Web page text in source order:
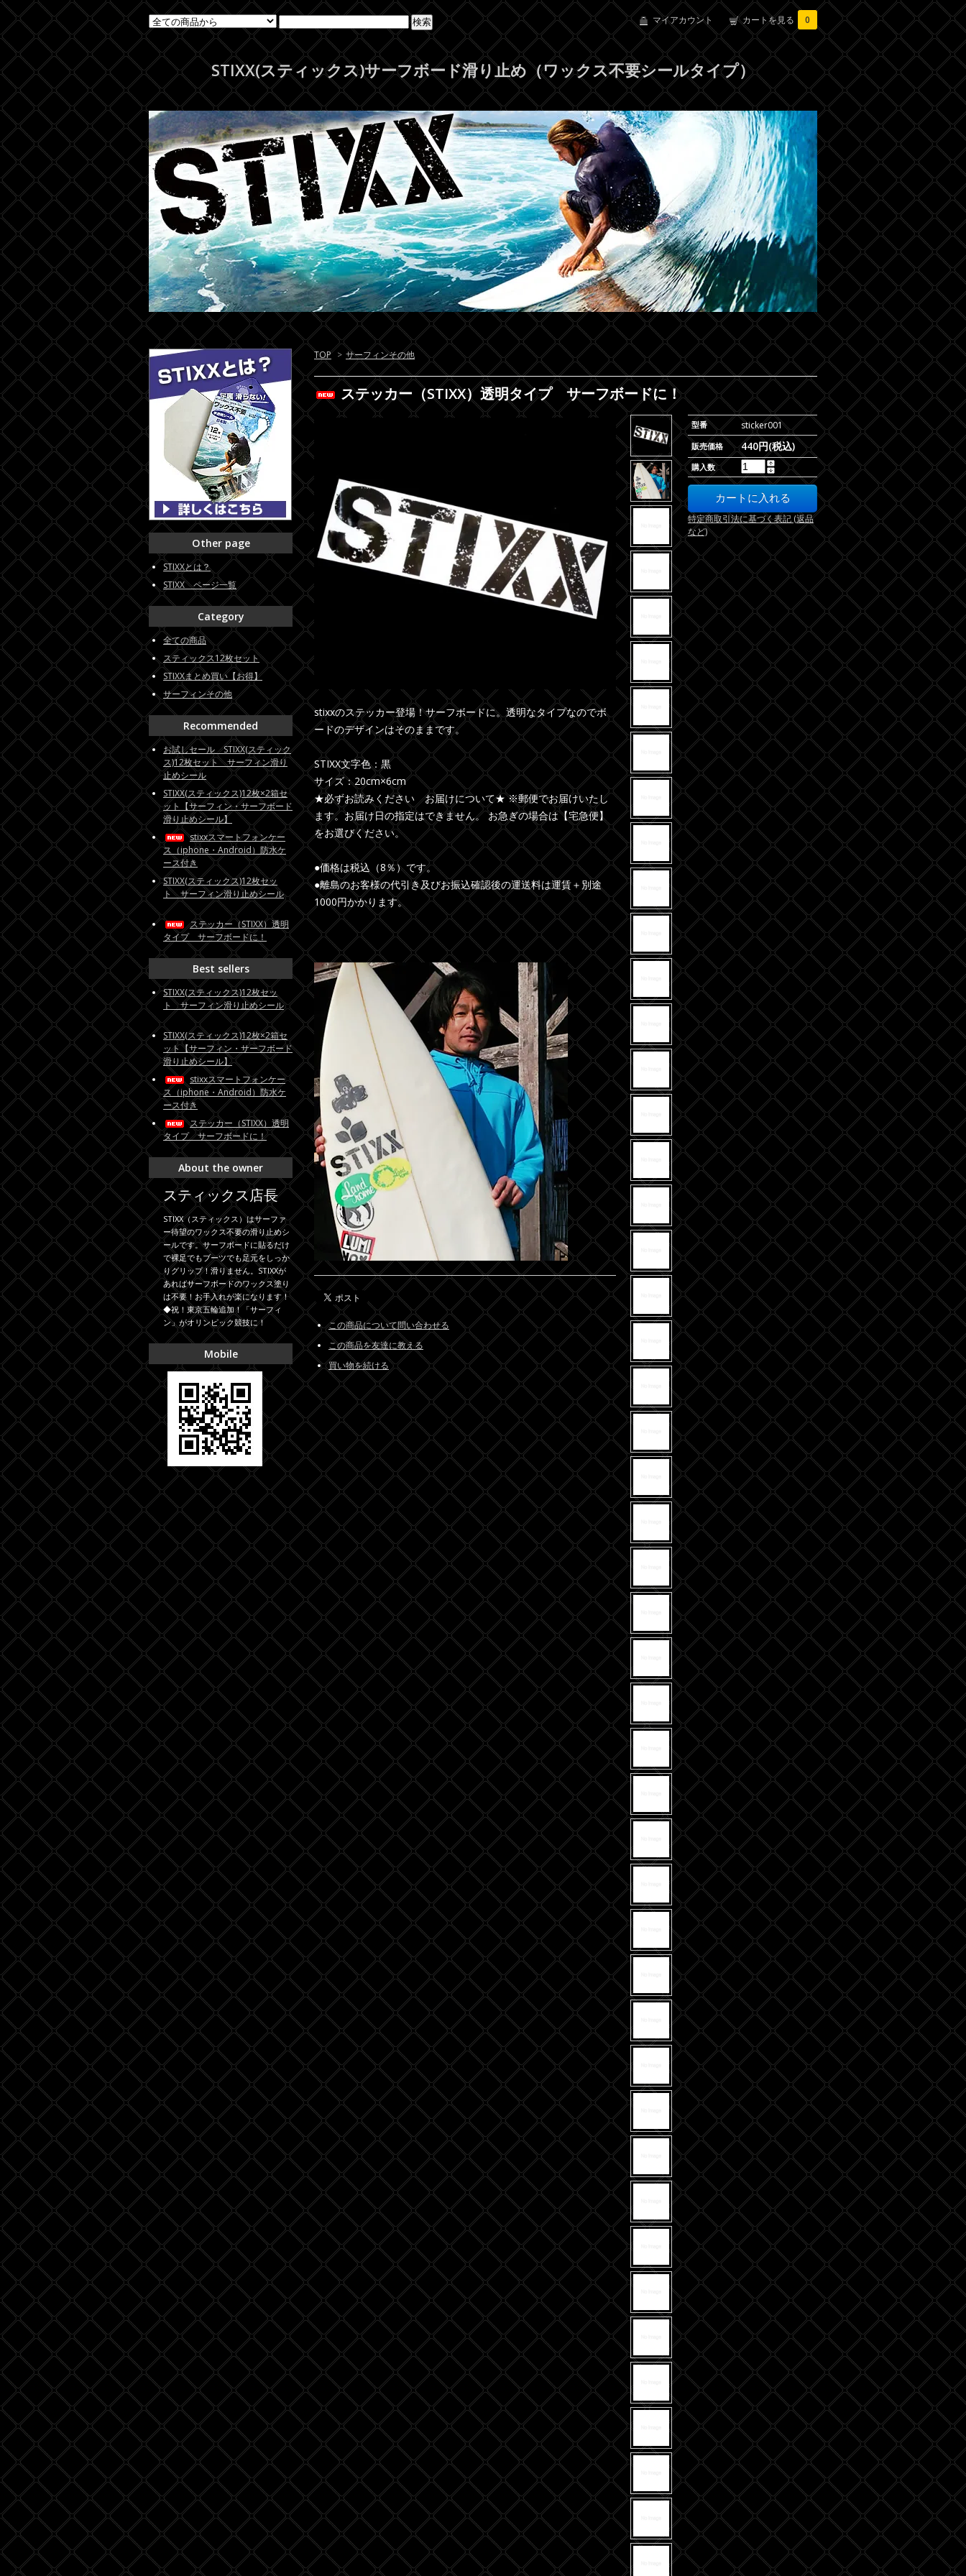
マイアカウント カートを見る 0
STIXX(スティックス)サーフボード滑り止め（ワックス不要シールタイプ）
TOP > サーフィンその他
ステッカー（STIXX）透明タイプ サーフボードに！
型番 sticker001
販売価格 440円(税込)
購入数
特定商取引法に基づく表記 (返品
など)
stixxのステッカー登場！サーフボードに。透明なタイプなのでボ
ードのデザインはそのままです。
STIXX文字色：黒
サイズ：20cm×6cm
★必ずお読みください お届けについて★ ※郵便でお届けいたし
ます。お届け日の指定はできません。 お急ぎの場合は【宅急便】
をお選びください。
●価格は税込（8％）です。
●離島のお客様の代引き及びお振込確認後の運送料は運賃＋別途
1000円かかります。
この商品について問い合わせる
この商品を友達に教える
買い物を続ける
Other page
STIXXとは？
STIXX ページ一覧
Category
全ての商品
スティックス12枚セット
STIXXまとめ買い【お得】
サーフィンその他
Recommended
お試しセール STIXX(スティック
ス)12枚セット サーフィン滑り
止めシール
STIXX(スティックス)12枚×2箱セ
ット【サーフィン・サーフボード
滑り止めシール】
stixxスマートフォンケー
ス（iphone・Android）防水ケ
ース付き
STIXX(スティックス)12枚セッ
ト サーフィン滑り止めシール
ステッカー（STIXX）透明
タイプ サーフボードに！
Best sellers
STIXX(スティックス)12枚セッ
ト サーフィン滑り止めシール
STIXX(スティックス)12枚×2箱セ
ット【サーフィン・サーフボード
滑り止めシール】
stixxスマートフォンケー
ス（iphone・Android）防水ケ
ース付き
ステッカー（STIXX）透明
タイプ サーフボードに！
About the owner
スティックス店長
STIXX（スティックス）はサーファ
ー待望のワックス不要の滑り止めシ
ールです。サーフボードに貼るだけ
で裸足でもブーツでも足元をしっか
りグリップ！滑りません。STIXXが
あればサーフボードのワックス塗り
は不要！お手入れが楽になります！
◆祝！東京五輪追加！「サーフィ
ン」がオリンピック競技に！
Mobile